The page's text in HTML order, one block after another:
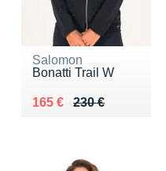
Salomon
Bonatti Trail W
230 €
Au lieu de 230 €
165 €
Vendu 165 €